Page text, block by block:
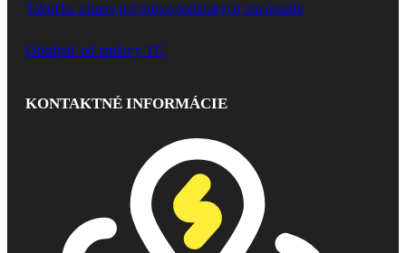
Tabuľka zámen poľnohospodárskych pneumatík
Odstúpiť od zmluvy TU
KONTAKTNÉ INFORMÁCIE